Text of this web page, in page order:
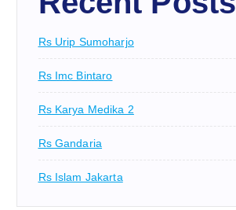
Rs Urip Sumoharjo
Rs Imc Bintaro
Rs Karya Medika 2
Rs Gandaria
Rs Islam Jakarta